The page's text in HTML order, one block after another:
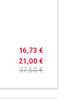
21,00 €
16,73 €
37,50 €